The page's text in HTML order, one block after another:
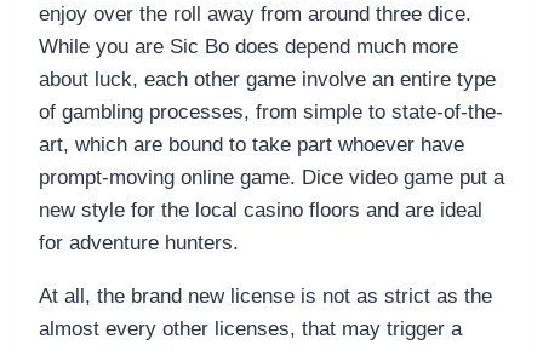
enjoy over the roll away from around three dice.
While you are Sic Bo does depend much more
about luck, each other game involve an entire type
of gambling processes, from simple to state-of-the-
art, which are bound to take part whoever have
prompt-moving online game. Dice video game put a
new style for the local casino floors and are ideal
for adventure hunters.
At all, the brand new license is not as strict as the
almost every other licenses, that may trigger a